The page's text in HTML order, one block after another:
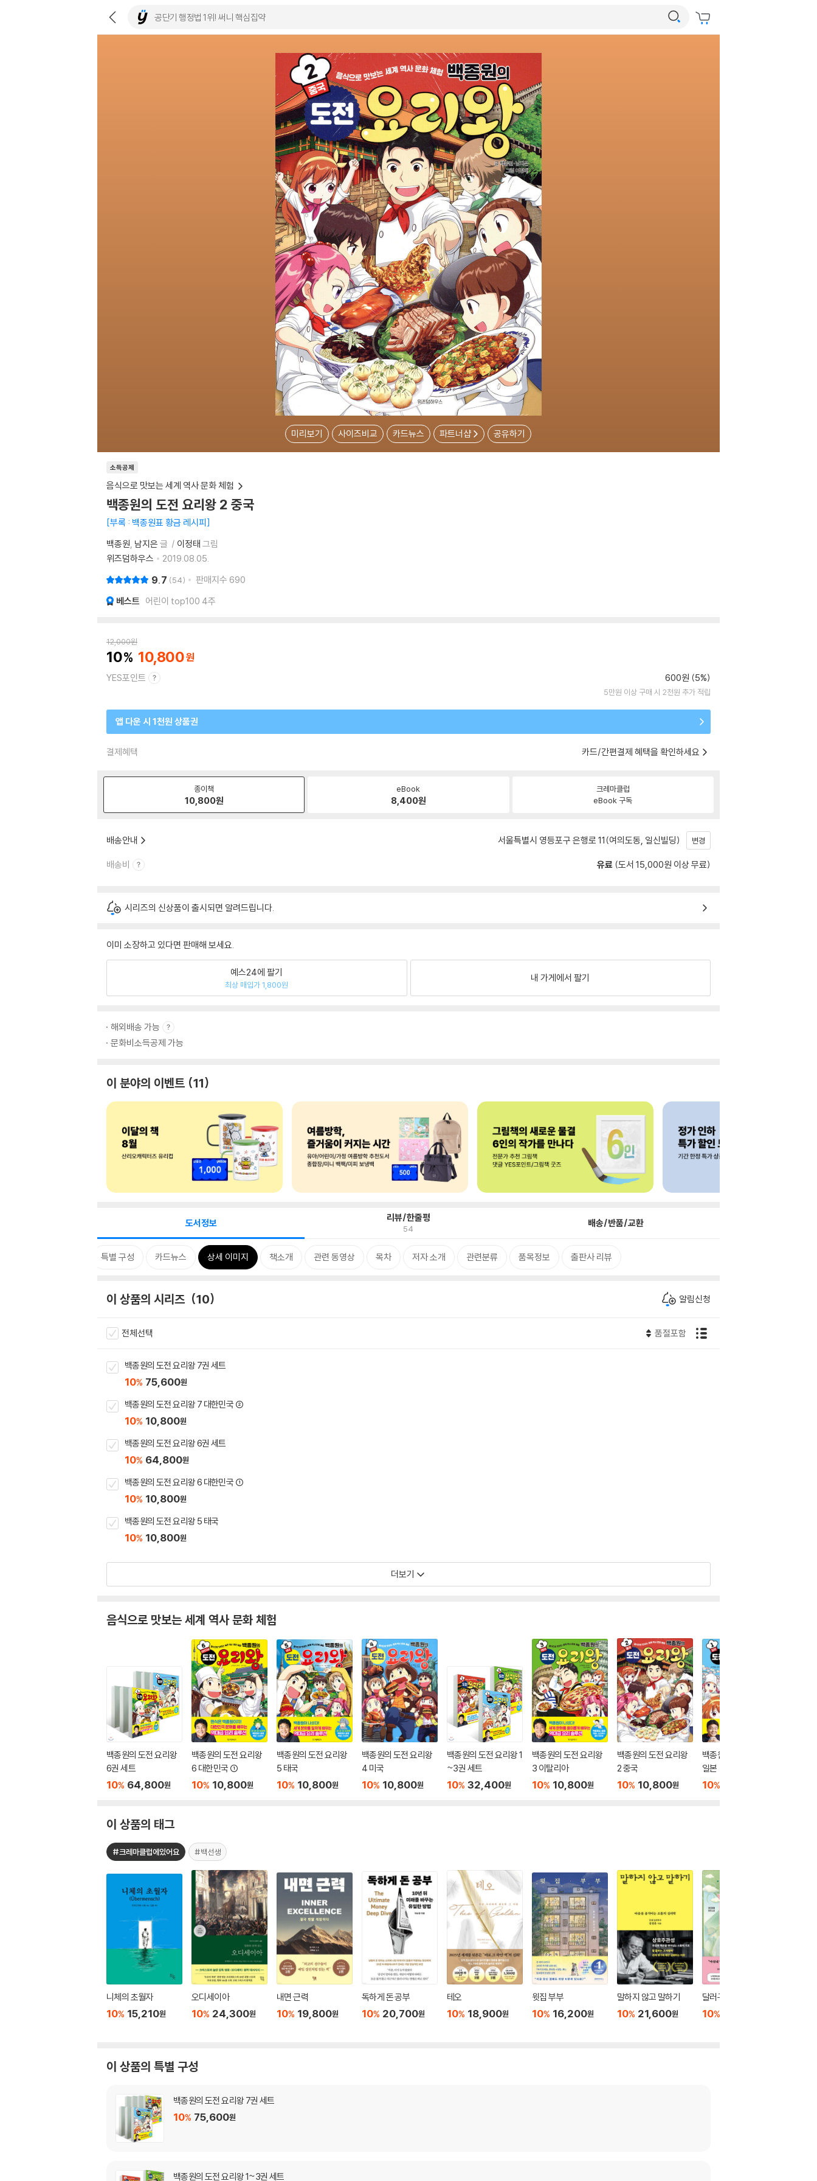
미리보기 사이즈비교 카드뉴스 파트너샵 공유하기
소득공제
음식으로 맛보는 세계 역사 문화 체험
백종원의 도전 요리왕 2 중국
부록 : 백종원표 황금 레시피
백종원 남지은 글 이정태 그림
위즈덤하우스
2019.08.05.
9.7 54 판매지수 690
베스트 어린이 top100 4주
12,000원
10 10,800
YES포인트 600원 (5%)
5만원 이상 구매 시 2천원 추가 적립
앱 다운 시 1천원 상품권
결제혜택 카드/간편결제 혜택을 확인하세요
종이책
10,800원
eBook
8,400원
크레마클럽
eBook 구독
배송안내 서울특별시 영등포구 은행로 11(여의도동, 일신빌딩) 변경
배송비 유료 (도서 15,000원 이상 무료)
시리즈의 신상품이 출시되면 알려드립니다.
이미 소장하고 있다면 판매해 보세요.
예스24에 팔기
최상 매입가 1,800원
내 가게에서 팔기
해외배송 가능
문화비소득공제 가능
이 분야의 이벤트 11
도서정보 리뷰/한줄평
54 배송/반품/교환
특별 구성 카드뉴스 상세 이미지 책소개 관련 동영상 목차 저자 소개 관련분류 품목정보 출판사 리뷰
이 상품의 시리즈 10 알림신청
전체선택 품절포함
백종원의 도전 요리왕 7권 세트
10% 75,600원
백종원의 도전 요리왕 7 대한민국 ②
10% 10,800원
백종원의 도전 요리왕 6권 세트
10% 64,800원
백종원의 도전 요리왕 6 대한민국 ①
10% 10,800원
백종원의 도전 요리왕 5 태국
10% 10,800원
더보기
음식으로 맛보는 세계 역사 문화 체험
백종원의 도전 요리왕
6권 세트
10% 64,800원
백종원의 도전 요리왕
6 대한민국 ①
10% 10,800원
백종원의 도전 요리왕
5 태국
10% 10,800원
백종원의 도전 요리왕
4 미국
10% 10,800원
백종원의 도전 요리왕 1
~3권 세트
10% 32,400원
백종원의 도전 요리왕
3 이탈리아
10% 10,800원
백종원의 도전 요리왕
2 중국
10% 10,800원
백종원의 도전 요리왕 1
일본
10%
이 상품의 태그
#크레마클럽에있어요 #백선생
니체의 초월자
10% 15,210원
오디세이아
10% 24,300원
내면 근력
10% 19,800원
독하게 돈 공부
10% 20,700원
테오
10% 18,900원
윗집 부부
10% 16,200원
말하지 않고 말하기
10% 21,600원
달러구트 꿈 백화점 0
10%
이 상품의 특별 구성
백종원의 도전 요리왕 7권 세트
10% 75,600원
백종원의 도전 요리왕 1~3권 세트